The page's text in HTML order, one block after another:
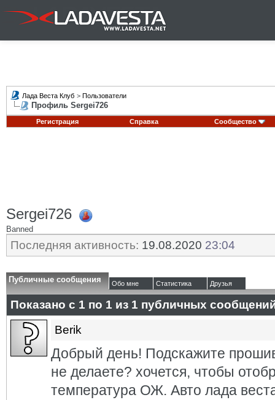
Лада Веста Клуб > Пользователи
Профиль Sergei726
Регистрация Справка Сообщество
Sergei726
Banned
Последняя активность: 19.08.2020 23:04
Публичные сообщения Обо мне Статистика Друзья
Показано с 1 по 1 из 1 публичных
Berik
Добрый день! Подскажите
не делаете? хочется, чтобы
температура ОЖ. Авто лада